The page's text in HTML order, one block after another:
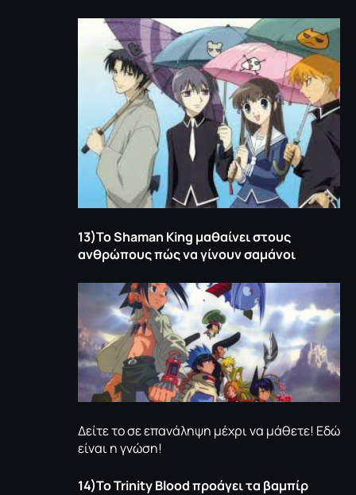
13)ΤοShaman King μαθαίνει στους
ανθρώπους πώς να γίνουν σαμάνοι
Δείτε το σε επανάληψη μέχρι να μάθετε! Εδώ
είναι η γνώση!
14)ΤοTrinityBloodπροάγει τα βαμπίρ